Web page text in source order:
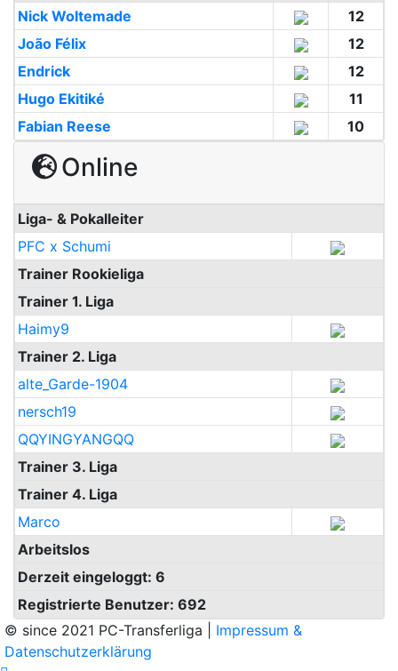
Nick Woltemade
12
João Félix
12
Endrick
12
Hugo Ekitiké
11
Fabian Reese
10
Online
Liga- & Pokalleiter
PFC x Schumi
Trainer Rookieliga
Trainer 1. Liga
Haimy9
Trainer 2. Liga
alte_Garde-1904
nersch19
QQYINGYANGQQ
Trainer 3. Liga
Trainer 4. Liga
Marco
Arbeitslos
Derzeit eingeloggt: 6
Registrierte Benutzer: 692
© since 2021 PC-Transferliga | Impressum &
Datenschutzerklärung